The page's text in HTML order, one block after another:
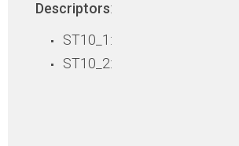
Descriptors:
ST10_1:
ST10_2: